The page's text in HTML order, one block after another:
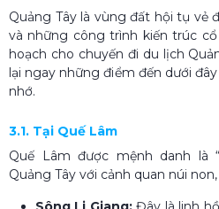
Quảng Tây là vùng đất hội tụ vẻ
và những công trình kiến trúc
hoạch cho chuyến đi du lịch
lại ngay những điểm đến dưới
nhớ.
3.1. Tại Quế Lâm
Quế Lâm được mệnh danh là
Quảng Tây với cảnh quan núi